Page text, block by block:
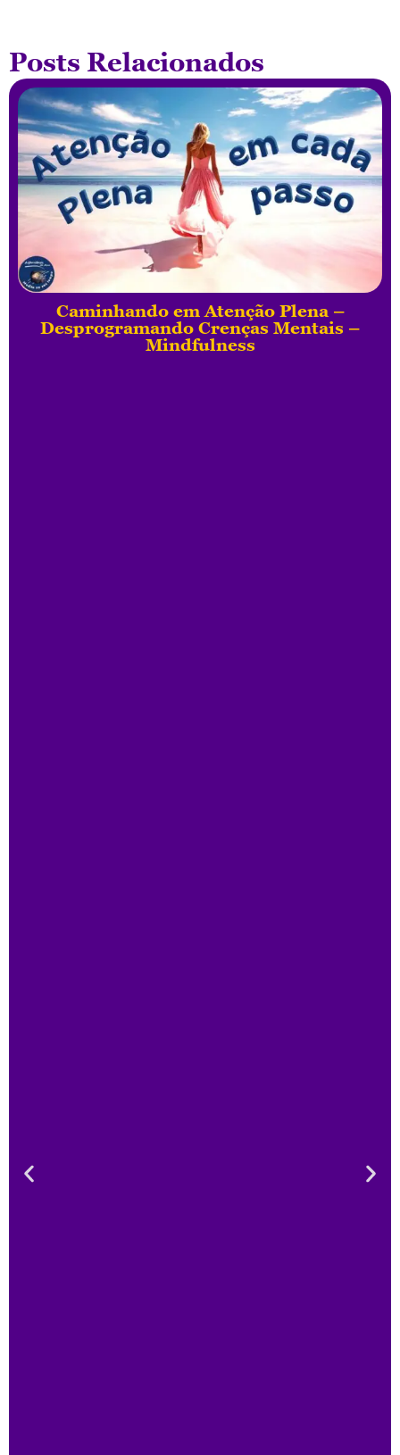
Posts Relacionados
Caminhando em Atenção Plena –
Desprogramando Crenças Mentais –
Mindfulness